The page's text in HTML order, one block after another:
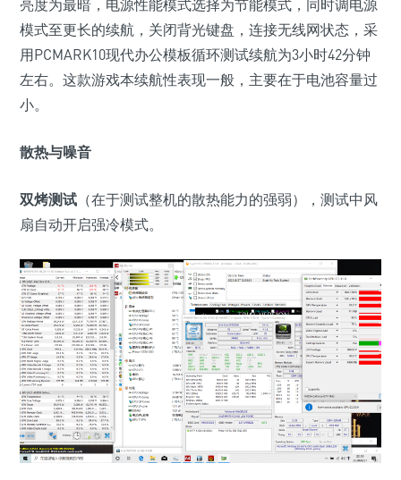
亮度为最暗，电源性能模式选择为节能模式，同时调电源
模式至更长的续航，关闭背光键盘，连接无线网状态，采
用PCMARK10现代办公模板循环测试续航为3小时42分钟
左右。这款游戏本续航性表现一般，主要在于电池容量过
小。
散热与噪音
双烤测试 （在于测试整机的散热能力的强弱），测试中风
扇自动开启强冷模式。